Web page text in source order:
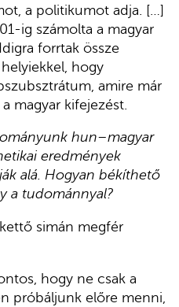
a politikumot adja. […]
ig számolta a magyar
forrtak össze
hogy
amire már
magyar kifejezést.
hun–magyar
eredmények
alá. Hogyan békíthető
a tudománnyal?
simán megfér
hogy ne csak a
próbáljunk előre menni,